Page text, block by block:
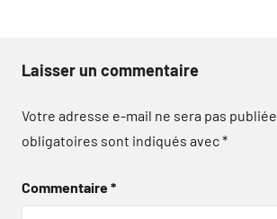
Laisser un commentaire
Votre adresse e-mail ne sera pas publiée.
obligatoires sont indiqués avec*
Commentaire*